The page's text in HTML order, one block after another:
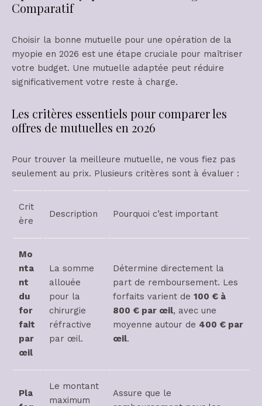
Comparatif
Choisir la bonne mutuelle pour une opération de la
myopie en 2026 est une étape cruciale pour maîtriser
votre budget. Une mutuelle adaptée peut réduire
significativement votre reste à charge.
Les critères essentiels pour comparer les
offres de mutuelles en 2026
Pour trouver la meilleure mutuelle, ne vous fiez pas
seulement au prix. Plusieurs critères sont à évaluer :
Crit
ère
Description Pourquoi c’est important
Mo
nta
nt
du
for
fait
par
œil
La somme
allouée
pour la
chirurgie
réfractive
par œil.
Détermine directement la
part de remboursement. Les
forfaits varient de 100 € à
800 € par œil, avec une
moyenne autour de 400 € par
œil.
Pla
Le montant
maximum
Assure que le